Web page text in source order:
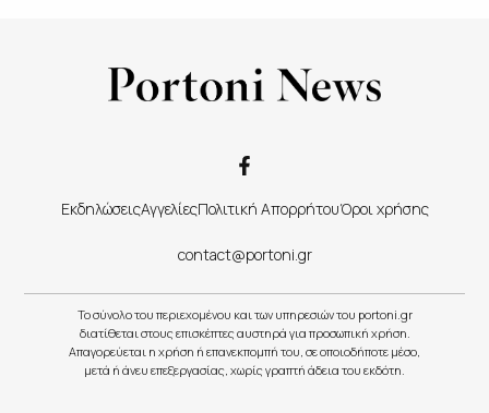
ΕκδηλώσειςΑγγελίεςΠολιτική ΑπορρήτουΌροι χρήσης
contact@portoni.gr
Το σύνολο του περιεχομένου και των υπηρεσιών του portoni.gr
διατίθεται στους επισκέπτες αυστηρά για προσωπική χρήση.
Απαγορεύεται η χρήση ή επανεκπομπή του, σε οποιοδήποτε μέσο,
μετά ή άνευ επεξεργασίας, χωρίς γραπτή άδεια του εκδότη.